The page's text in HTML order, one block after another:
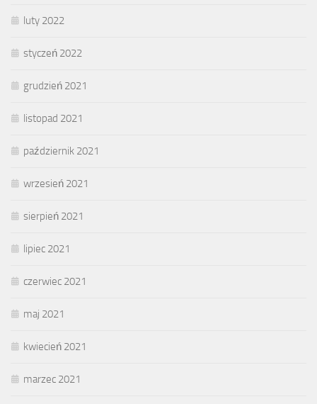
luty 2022
styczeń 2022
grudzień 2021
listopad 2021
październik 2021
wrzesień 2021
sierpień 2021
lipiec 2021
czerwiec 2021
maj 2021
kwiecień 2021
marzec 2021